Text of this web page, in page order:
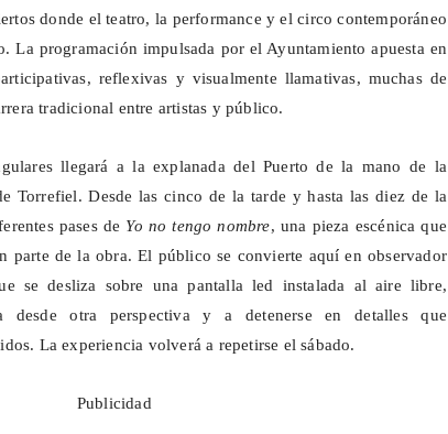
donde el teatro, la performance y el circo contemporáneo
La programación impulsada por el Ayuntamiento apuesta en
reflexivas y visualmente llamativas, muchas de
tradicional entre artistas y público.
llegará a la explanada del Puerto de la mano de la
Torrefiel. Desde las cinco de la tarde y hasta las diez de la
pases de Yo no tengo nombre, una pieza escénica que
parte de la obra. El público se convierte aquí en observador
se desliza sobre una pantalla led instalada al aire libre,
desde otra perspectiva y a detenerse en detalles que
La experiencia volverá a repetirse el sábado.
Publicidad